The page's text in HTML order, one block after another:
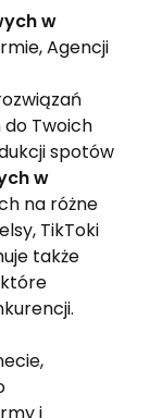
w
Agencji
Twoich
spotów
w
na różne
TikToki
także